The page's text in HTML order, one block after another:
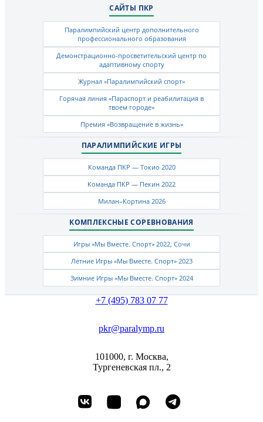
САЙТЫ ПКР
Паралимпийский центр дополнительного
профессионального образования
Демонстрационно-просветительский центр по
адаптивному спорту
Журнал «Паралимпийский спорт»
Горячая линия «Параспорт и реабилитация в
твоем городе»
Премия «Возвращение в жизнь»
ПАРАЛИМПИЙСКИЕ ИГРЫ
Команда ПКР — Токио 2020
Команда ПКР — Пекин 2022
Милан–Кортина 2026
КОМПЛЕКСНЫЕ СОРЕВНОВАНИЯ
Игры «Мы Вместе. Спорт» 2022, Сочи
Летние Игры «Мы Вместе. Спорт» 2023
Зимние Игры «Мы Вместе. Спорт» 2024
+7 (495) 783 07 77
pkr@paralymp.ru
101000, г. Москва,
Тургеневская пл., 2